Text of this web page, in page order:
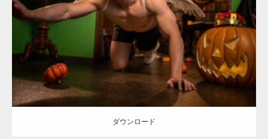
Category: ハロウィンのマッチョ その他 AKIHITO(細マッチョ)
SOSUKE 肩 姫路 (兵庫)
ダウンロード
ダウンロード